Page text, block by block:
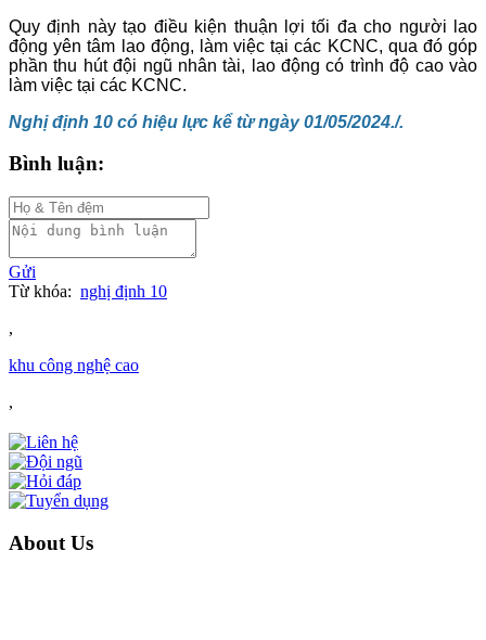
Quy định này tạo điều kiện thuận lợi tối đa cho người lao
động yên tâm lao động, làm việc tại các KCNC, qua đó góp
phần thu hút đội ngũ nhân tài, lao động có trình độ cao vào
làm việc tại các KCNC.
Nghị định 10 có hiệu lực kể từ ngày 01/05/2024./.
Bình luận:
Gửi
Từ khóa: nghị định 10
,
khu công nghệ cao
,
About Us